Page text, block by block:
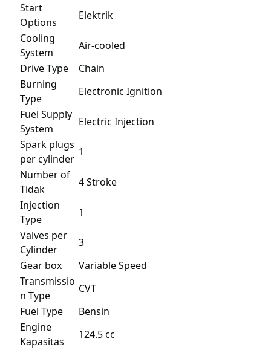
Start
Options
Elektrik
Cooling
System
Air-cooled
Drive Type
Chain
Burning
Type
Electronic Ignition
Fuel Supply
System
Electric Injection
Spark plugs
per cylinder
1
Number of
Tidak
4 Stroke
Injection
Type
1
Valves per
Cylinder
3
Gear box
Variable Speed
Transmissio
n Type
CVT
Fuel Type
Bensin
Engine
Kapasitas
124.5 cc